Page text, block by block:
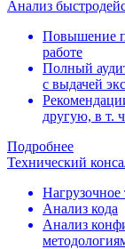
Анализ
Повышение
работе
Полный
с выдачей
другую, в т.
Подробнее
Технический
Нагрузочное
Анализ кода
Анализ